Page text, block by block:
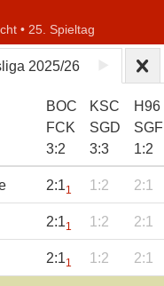
• 25. Spieltag
2025/26
BOC
FCK
3:2
KSC
SGD
3:3
H96
SGF
1:2
2:11 1:2 2:1
2:11 1:2 2:1
2:11 1:2 2:1